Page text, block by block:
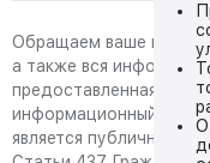
Обращаем ваше
а также вся
предоставленная на
информационный
является публичной